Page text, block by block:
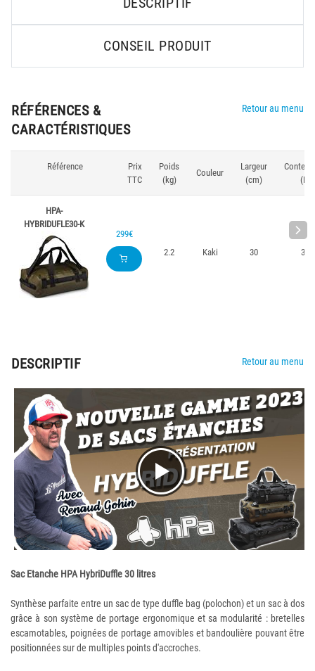
CONSEIL PRODUIT
RÉFÉRENCES &
CARACTÉRISTIQUES
Retour au menu
Référence
Prix
TTC
Poids
(kg)
Couleur
Largeur
(cm)
(L)
HPA-
HYBRIDUFLE30-K
299€
2.2
Kaki 30 30
DESCRIPTIF Retour au menu
Sac Etanche HPA HybriDuffle 30 litres
Synthèse parfaite entre un sac de type duffle bag (polochon) et un sac à dos
grâce à son système de portage ergonomique et sa modularité : bretelles
escamotables, poignées de portage amovibles et bandoulière pouvant être
positionnées sur de multiples points d'accroches.